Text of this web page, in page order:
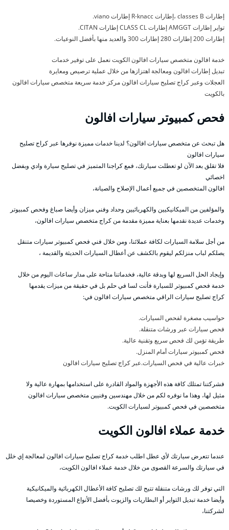
إطارات classes B ،إطارات R-knacc إطارات viano.
تواير إطارات AMGGT إطارات CLASS CL إطارات CITAN.
إطارات 200 إطارات 280 إطارات 300 والعديد منها بأفضل النوعيات.
خدمة افالون متخصص سيارات افالون الكويت نعمل على توفير خدمات
تبديل إطارات افالون ومعالجة اهتزازها من خلال عملية ترصيص ومعايرة
العجلات وعبر كراج تصليح سيارات افالون مركز خدمة سريعة متخصص سيارات افالون
بالكويت
فحص كمبيوتر سيارات افالون
هل تبحث عن متخصص سيارات افالون؟ لدينا خدمات مميزة نوفرها عبر كراج تصليح
سيارات افالون
فلا تقلق بعد الآن لو تعطلت سيارتك، فمع كراجنا المتميز في تصليح سيارة وادي وبفضل
اخصائي
افالون المتخصصين في جميع أعمال الإصلاح والصيانة،
والمؤلفين من الميكانيكيين والكهربائيين وحداد وفني ميزان وأيضا صباغ وفحص كمبيوتر
وخدمات عديدة نقدمها بعناية مميزة مقدمة من كراج متخصص سيارات افالون،
من أجل سلامة السيارات لكافة عملائنا، ومن خلال فني فحص كمبيوتر سيارات متنقل
يصلكم لباب منزلكم ليقوم بالكشف عن أعطال السيارات الحديثة والقديمة ،
وإيجاد الحل السريع لها وبدقة عالية، فخدماتنا متاحة على مدار ساعات اليوم من خلال
خدمة فحص كمبيوتر للسيارة فأنت لسا في حلم بل في حقيقة من ميزات يقدمها
كراج تصليح سيارات الراقي متخصص سيارات افالون في:
حواسيب مصغرة لفحص السيارات.
فحص سيارات عبر ورشات متنقلة.
طريقة تؤمن لك فحص سريع وتقنية عالية.
فحص كمبيوتر سيارات أمام المنزل.
خبرات عالية في فحص السيارات.عبر كراج تصليح سيارات افالون
فشركتنا تمتلك كافة هذه الأجهزة والمواد القادرة على استخدامها بمهارة عالية ولا
مثيل لها، وهذا ما نوفره لكم من خلال مهندسين وفنيين متخصص سيارات افالون
متخصصين في فحص كمبيوتر لسيارات الكويت.
خدمة عملاء افالون الكويت
عندما تتعرض سيارتك لأي عطل اطلب خدمة كراج تصليح سيارات افالون لمعالجة إي خلل
في سيارتك والسرعة القصوى من خلال خدمة عملاء افالون الكويت،
التي توفر لك ورشات متنقلة تتيح لك تصليح كافة الأعطال الكهربائية والميكانيكية
وأيضا خدمة تبديل التواير أو البطاريات والزيوت بأفضل الأنواع المستوردة وخصيصا
لشركتنا،